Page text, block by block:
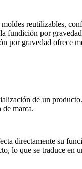
reutilizables,
fundición por
gravedad ofrece
de un
de marca.
directamente su
lo que se traduce en